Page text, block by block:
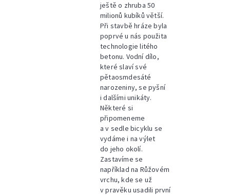
ještě o zhruba 50
milionů kubíků větší.
Při stavbě hráze byla
poprvé u nás použita
technologie litého
betonu. Vodní dílo,
které slaví své
pětaosmdesáté
narozeniny, se pyšní
i dalšími unikáty.
Některé si
připomeneme
a v sedle bicyklu se
vydáme i na výlet
do jeho okolí.
Zastavíme se
například na Růžovém
vrchu, kde se už
v pravěku usadili první